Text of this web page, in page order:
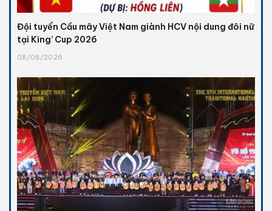
Đội tuyển Cầu mây Việt Nam giành HCV nội dung đôi nữ
tại King’ Cup 2026
08/08/2026